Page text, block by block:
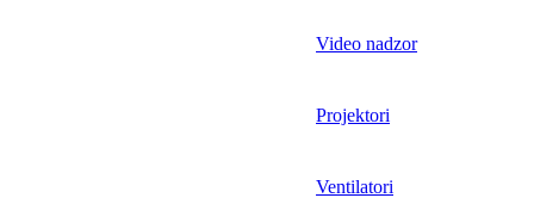
Video nadzor
Projektori
Ventilatori